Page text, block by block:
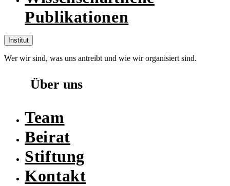
Publikationen
Institut
Wer wir sind, was uns antreibt und wie wir organisiert sind.
Über uns
Team
Beirat
Stiftung
Kontakt